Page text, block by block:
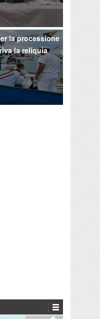
la processione
la reliquia